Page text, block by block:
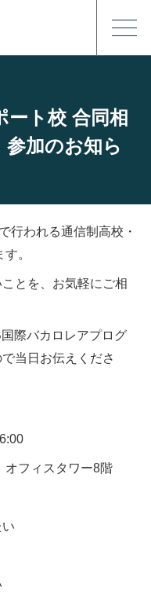
ート校 合同相
加のお知ら
行われる通信制高校・
。
とを、お気軽にご相
際バカロレアプログ
当日お伝えくださ
オフィスタワー8階